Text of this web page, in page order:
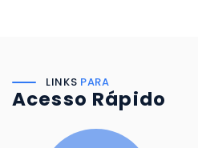
LINKS PARA
Acesso Rápido